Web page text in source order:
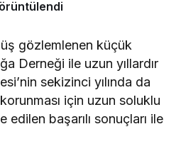
gözlemlenen küçük
Derneği ile uzun yıllardır
sekizinci yılında da
için uzun soluklu
başarılı sonuçları ile